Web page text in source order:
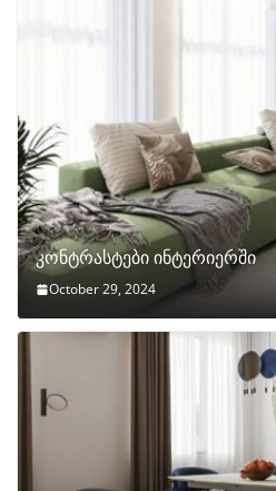
კონტრასტები ინტერიერში
October 29, 2024